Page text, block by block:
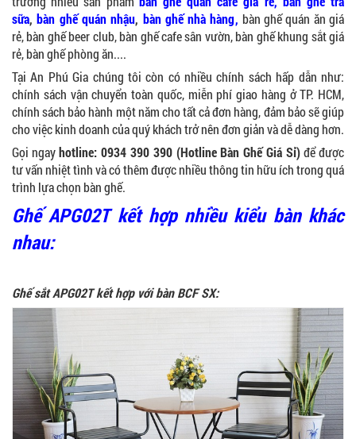
sữa, bàn ghế quán nhậu, bàn ghế nhà hàng, bàn ghế quán ăn giá
rẻ, bàn ghế beer club, bàn ghế cafe sân vườn, bàn ghế khung sắt giá
rẻ, bàn ghế phòng ăn....
Tại An Phú Gia chúng tôi còn có nhiều chính sách hấp dẫn như:
chính sách vận chuyển toàn quốc, miễn phí giao hàng ở TP. HCM,
chính sách bảo hành một năm cho tất cả đơn hàng, đảm bảo sẽ giúp
cho việc kinh doanh của quý khách trở nên đơn giản và dễ dàng hơn.
Gọi ngayhotline: 0934 390 390 (Hotline Bàn Ghế Giá Sỉ)để được
tư vấn nhiệt tình và có thêm được nhiều thông tin hữu ích trong quá
trình lựa chọn bàn ghế.
Ghế APG02T kết hợp nhiều kiểu bàn khác
nhau:
Ghế sắt APG02T kết hợp với bàn BCF SX: